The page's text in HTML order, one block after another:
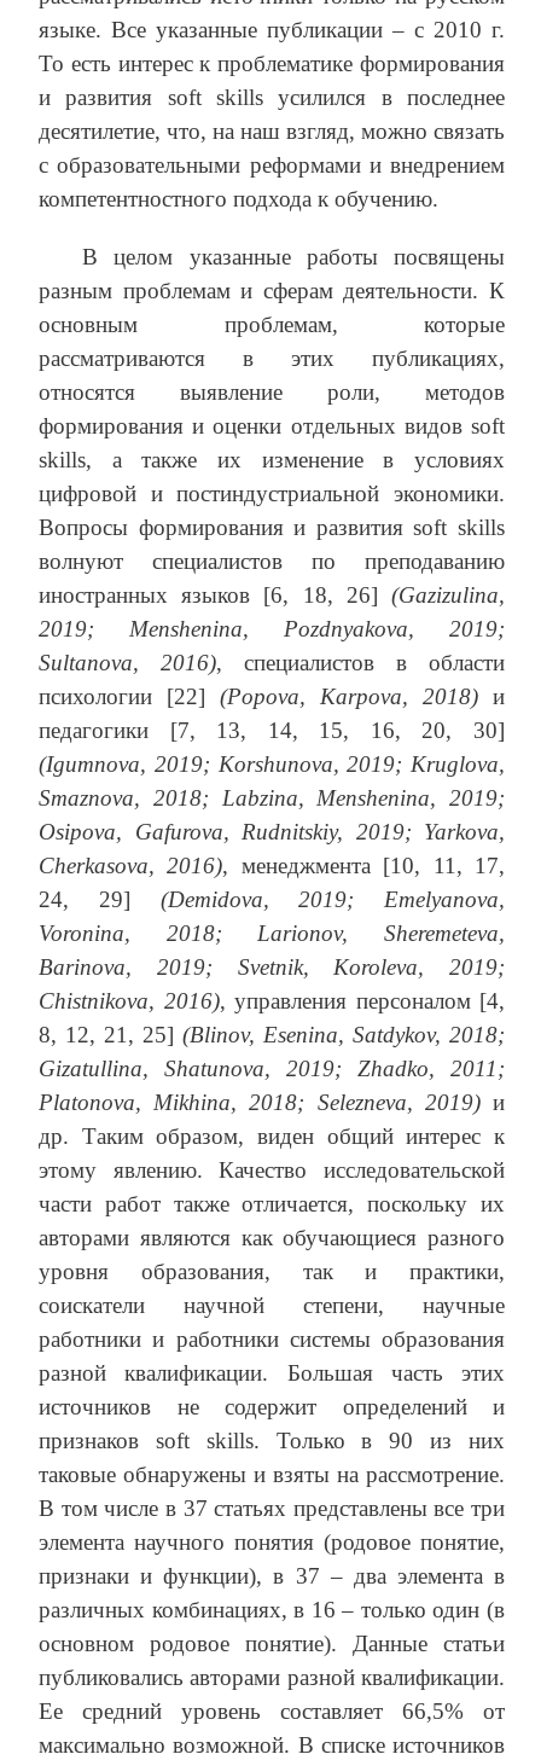
языке. Все указанные публикации – с 2010 г.
То есть интерес к проблематике формирования
и развития soft skills усилился в последнее
десятилетие, что, на наш взгляд, можно связать
с образовательными реформами и внедрением
компетентностного подхода к обучению.
В целом указанные работы посвящены
разным проблемам и сферам деятельности. К
основным проблемам, которые
рассматриваются в этих публикациях,
относятся выявление роли, методов
формирования и оценки отдельных видов soft
skills, а также их изменение в условиях
цифровой и постиндустриальной экономики.
Вопросы формирования и развития soft skills
волнуют специалистов по преподаванию
иностранных языков [6, 18, 26] (Gazizulina,
2019; Menshenina, Pozdnyakova, 2019;
Sultanova, 2016), специалистов в области
психологии [22] (Popova, Karpova, 2018) и
педагогики [7, 13, 14, 15, 16, 20, 30]
(Igumnova, 2019; Korshunova, 2019; Kruglova,
Smaznova, 2018; Labzina, Menshenina, 2019;
Osipova, Gafurova, Rudnitskiy, 2019; Yarkova,
Cherkasova, 2016), менеджмента [10, 11, 17,
24, 29] (Demidova, 2019; Emelyanova,
Voronina, 2018; Larionov, Sheremeteva,
Barinova, 2019; Svetnik, Koroleva, 2019;
Chistnikova, 2016), управления персоналом [4,
8, 12, 21, 25] (Blinov, Esenina, Satdykov, 2018;
Gizatullina, Shatunova, 2019; Zhadko, 2011;
Platonova, Mikhina, 2018; Selezneva, 2019)и
др. Таким образом, виден общий интерес к
этому явлению. Качество исследовательской
части работ также отличается, поскольку их
авторами являются как обучающиеся разного
уровня образования, так и практики,
соискатели научной степени, научные
работники и работники системы образования
разной квалификации. Большая часть этих
источников не содержит определений и
признаков soft skills. Только в 90 из них
таковые обнаружены и взяты на рассмотрение.
В том числе в 37 статьях представлены все три
элемента научного понятия (родовое понятие,
признаки и функции), в 37 – два элемента в
различных комбинациях, в 16 – только один (в
основном родовое понятие). Данные статьи
публиковались авторами разной квалификации.
Ее средний уровень составляет 66,5% от
максимально возможной. В списке источников